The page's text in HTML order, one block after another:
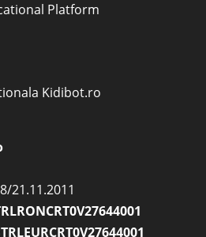
Platform
Kidibot.ro
21.11.2011